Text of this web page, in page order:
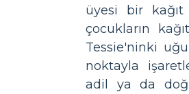
üyesi bir
çocukların
Tessie'ninki
noktayla
adil ya da